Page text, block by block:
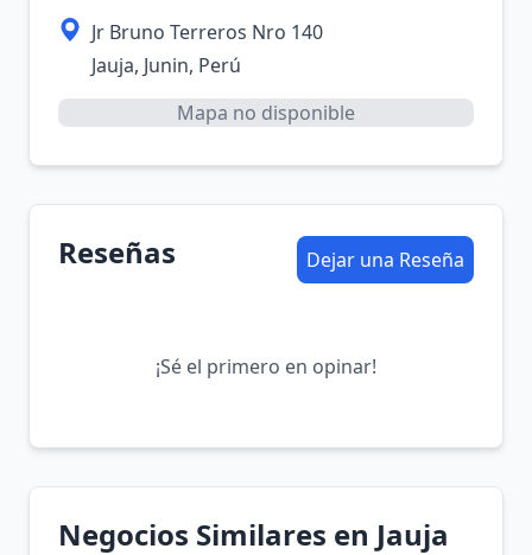
Jr Bruno Terreros Nro 140
Jauja, Junin, Perú
Mapa no disponible
Reseñas Dejar una Reseña
¡Sé el primero en opinar!
Negocios Similares en Jauja